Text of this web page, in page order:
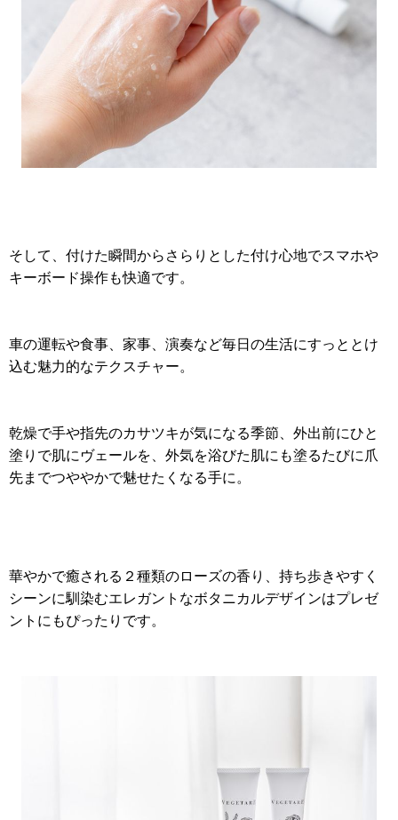
そして、付けた瞬間からさらりとした付け心地でスマホや
キーボード操作も快適です。
車の運転や食事、家事、演奏など毎日の生活にすっととけ
込む魅力的なテクスチャー。
乾燥で手や指先のカサツキが気になる季節、外出前にひと
塗りで肌にヴェールを、外気を浴びた肌にも塗るたびに爪
先までつややかで魅せたくなる手に。
華やかで癒される２種類のローズの香り、持ち歩きやすく
シーンに馴染むエレガントなボタニカルデザインはプレゼ
ントにもぴったりです。